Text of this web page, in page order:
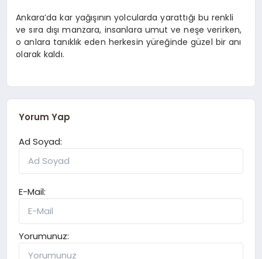
Ankara’da kar yağışının yolcularda yarattığı bu renkli
ve sıra dışı manzara, insanlara umut ve neşe verirken,
o anlara tanıklık eden herkesin yüreğinde güzel bir anı
olarak kaldı.
Yorum Yap
Ad Soyad:
E-Mail:
Yorumunuz: